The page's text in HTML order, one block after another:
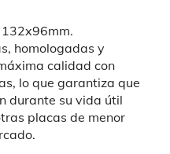
homologadas y
calidad con
lo que garantiza que
durante su vida útil
placas de menor